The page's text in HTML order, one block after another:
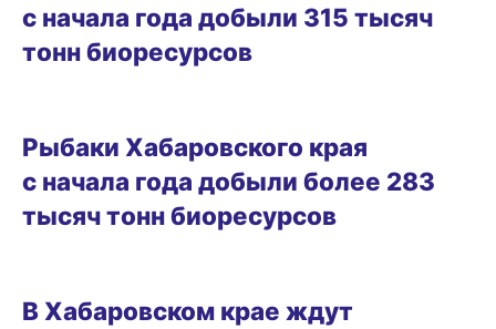
с начала года добыли 315 тысяч
тонн биоресурсов
Рыбаки Хабаровского края
с начала года добыли более 283
тысяч тонн биоресурсов
В Хабаровском крае ждут